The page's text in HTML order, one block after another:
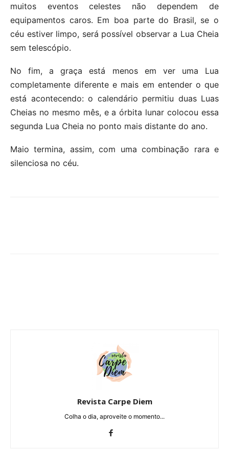
muitos eventos celestes não dependem de
equipamentos caros. Em boa parte do Brasil, se o
céu estiver limpo, será possível observar a Lua Cheia
sem telescópio.
No fim, a graça está menos em ver uma Lua
completamente diferente e mais em entender o que
está acontecendo: o calendário permitiu duas Luas
Cheias no mesmo mês, e a órbita lunar colocou essa
segunda Lua Cheia no ponto mais distante do ano.
Maio termina, assim, com uma combinação rara e
silenciosa no céu.
Revista Carpe Diem
Colha o dia, aproveite o momento...